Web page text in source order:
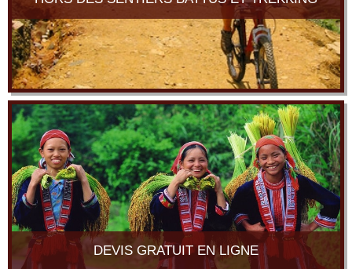
DEVIS GRATUIT EN LIGNE